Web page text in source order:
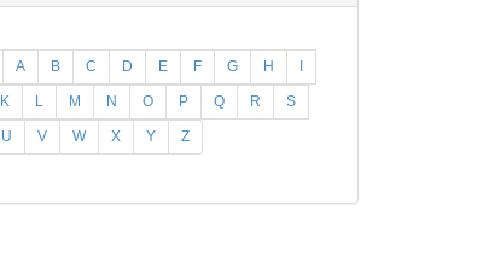
A B C D E F G H I
K L M N O P Q R S
U V W X Y Z